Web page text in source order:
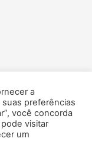
e
e
a
preferências
você concorda
visitar
um